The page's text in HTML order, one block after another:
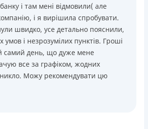
і там мені відмовили( але
і я вирішила спробувати.
швидко, усе детально пояснили,
умов і незрозумілих пунктів. Гроші
самий день, що дуже мене
все за графіком, жодних
Можу рекомендувати цю